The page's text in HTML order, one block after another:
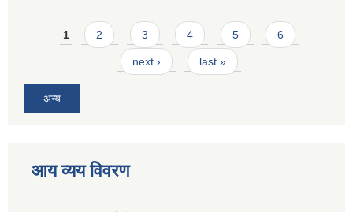
Pages
1 2 3 4 5 6
next › last »
अन्य
आय व्यय विवरण